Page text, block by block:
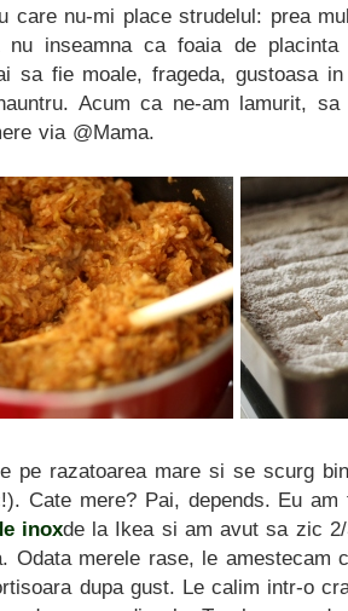
care nu-mi place strudelul: prea
nu inseamna ca foaia de
sa fie moale, frageda, gustoasa
Acum ca ne-am lamurit,
via @Mama.
pe razatoarea mare si se scurg
Cate mere? Pai, depends. Eu
inoxde la Ikea si am avut sa zic
Odata merele rase, le amestecam
dupa gust. Le calim intr-o